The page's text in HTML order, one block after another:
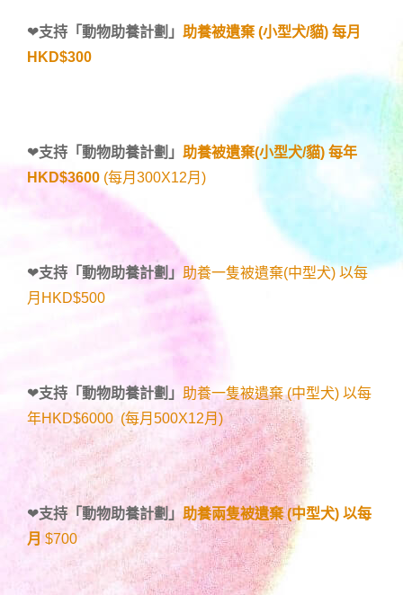
❤支持「動物助養計劃 」 助養被遺棄 (小型犬/貓) 每月
HKD$300
❤支持「動物助養計劃 」 助養被遺棄(小型犬/貓) 每年
HKD$3600 (每月300X12月)
❤支持「動物助養計劃 」 助養一隻被遺棄(中型犬) 以每
月HKD$500
❤支持「動物助養計劃 」 助養一隻被遺棄 (中型犬) 以每
年HKD$6000 (每月500X12月)
❤支持「動物助養計劃」 助養兩隻被遺棄 (中型犬) 以每
月 $700